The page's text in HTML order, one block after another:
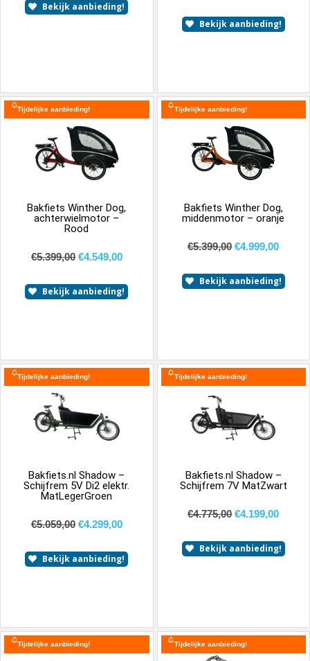
Bekijk aanbieding!
Bekijk aanbieding!
Tijdelijke aanbieding!
Bakfiets Winther Dog,
achterwielmotor –
Rood
€5.399,00 €4.549,00
Bekijk aanbieding!
Tijdelijke aanbieding!
Bakfiets Winther Dog,
middenmotor – oranje
€5.399,00 €4.999,00
Bekijk aanbieding!
Tijdelijke aanbieding!
Bakfiets.nl Shadow –
Schijfrem 5V Di2 elektr.
MatLegerGroen
€5.059,00 €4.299,00
Bekijk aanbieding!
Tijdelijke aanbieding!
Bakfiets.nl Shadow –
Schijfrem 7V MatZwart
€4.775,00 €4.199,00
Bekijk aanbieding!
Tijdelijke aanbieding! Tijdelijke aanbieding!